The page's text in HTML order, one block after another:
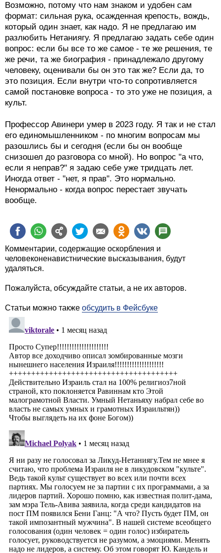
Возможно, потому что нам знаком и удобен сам
формат: сильная рука, осажденная крепость, вождь,
который один знает, как надо. Я не предлагаю им
разлюбить Нетаниягу. Я предлагаю задать себе один
вопрос: если бы все то же самое - те же решения, те
же речи, та же биография - принадлежало другому
человеку, оценивали бы он это так же? Если да, то
это позиция. Если внутри что-то сопротивляется
самой постановке вопроса - то это уже не позиция, а
культ.
Профессор Авинери умер в 2023 году. Я так и не стал
его единомышленником - по многим вопросам мы
разошлись бы и сегодня (если бы он вообще
снизошел до разговора со мной). Но вопрос "а что,
если я неправ?" я задаю себе уже тридцать лет.
Иногда ответ - "нет, я прав". Это нормально.
Ненормально - когда вопрос перестает звучать
вообще.
Комментарии, содержащие оскорбления и
человеконенавистнические высказывания, будут
удаляться.
Пожалуйста, обсуждайте статьи, а не их авторов.
Статьи можно также обсудить в Фейсбуке